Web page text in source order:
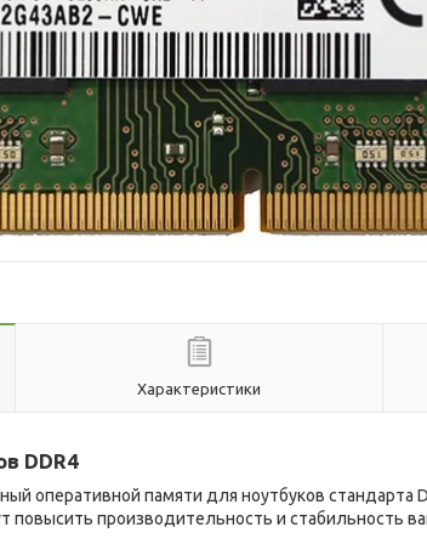
Характеристики
DDR4
оперативной памяти для ноутбуков стандарта
производительность и стабильность